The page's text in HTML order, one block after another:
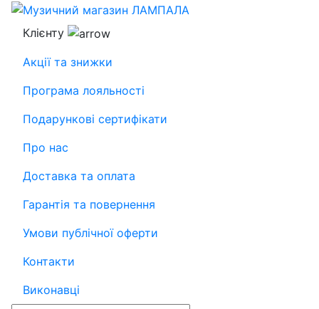
Клієнту
Акції та знижки
Програма лояльності
Подарункові сертифікати
Про нас
Доставка та оплата
Гарантія та повернення
Умови публічної оферти
Контакти
Виконавці